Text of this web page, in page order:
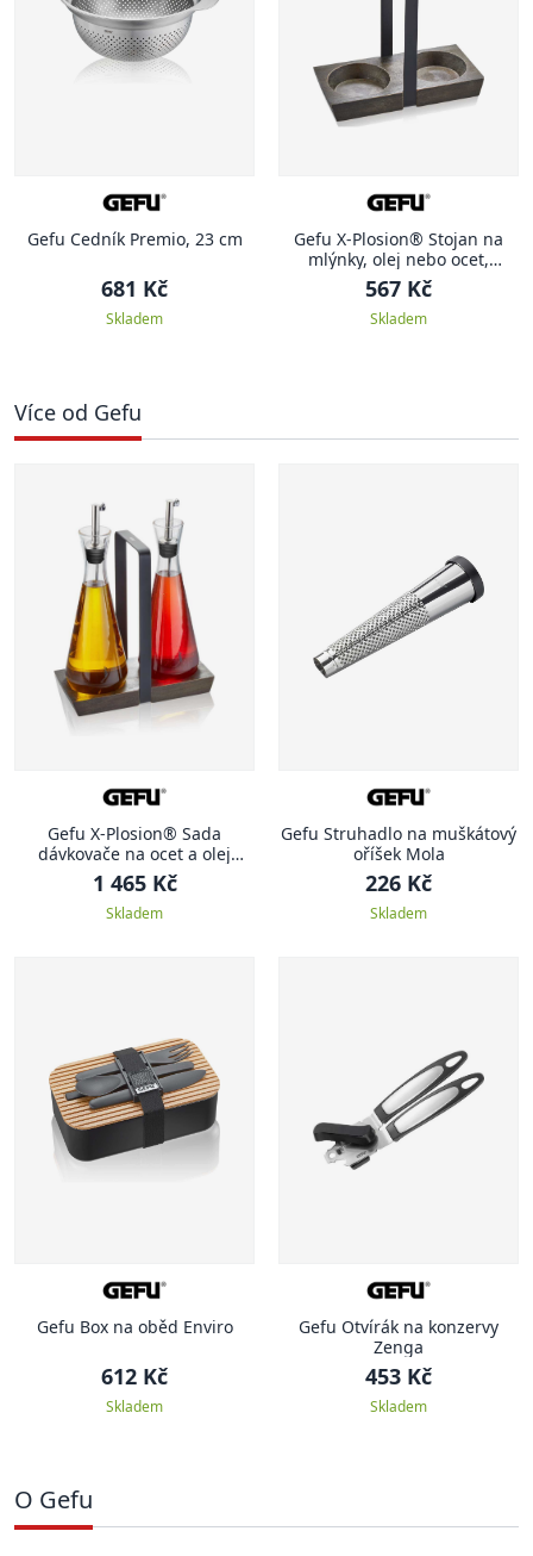
Gefu Cedník Premio, 23 cm
681 Kč
Skladem
Gefu X-Plosion® Stojan na
mlýnky, olej nebo ocet,
velikost M
567 Kč
Skladem
Více od Gefu
Gefu X-Plosion® Sada
dávkovače na ocet a olej
včetně stojánku
1 465 Kč
Skladem
Gefu Struhadlo na muškátový
oříšek Mola
226 Kč
Skladem
Gefu Box na oběd Enviro
612 Kč
Skladem
Gefu Otvírák na konzervy
Zenga
453 Kč
Skladem
O Gefu